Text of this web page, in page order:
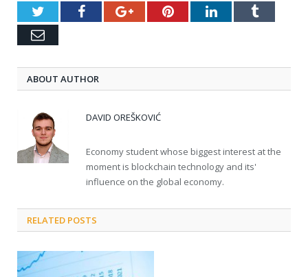
TwitterFacebookGoogle+PinterestLinkedInTumblr
Email
ABOUT AUTHOR
DAVID OREŠKOVIĆ
Economy student whose biggest interest at the
moment is blockchain technology and its'
influence on the global economy.
RELATED POSTS